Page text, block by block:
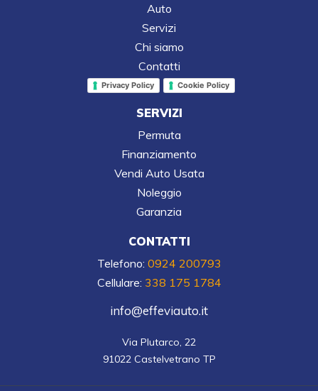
Auto
Servizi
Chi siamo
Contatti
Privacy Policy Cookie Policy
SERVIZI
Permuta
Finanziamento
Vendi Auto Usata
Noleggio
Garanzia
CONTATTI
Telefono: 0924 200793
Cellulare: 338 175 1784
info@effeviauto.it
Via Plutarco, 22
91022 Castelvetrano TP